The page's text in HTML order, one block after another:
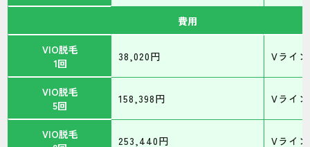
費用
VIO脱毛
1回
38,020円 Vライ
VIO脱毛
5回
158,398円 Vライ
VIO脱毛
253,440円 Vライ